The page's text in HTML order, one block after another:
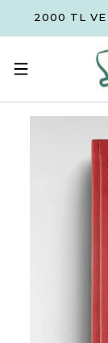
2000 TL VE